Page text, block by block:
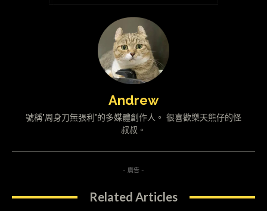
Andrew
號稱"周身刀無張利"的多媒體創作人。 很喜歡樂天熊仔的怪
叔叔。
- 廣告 -
Related Articles